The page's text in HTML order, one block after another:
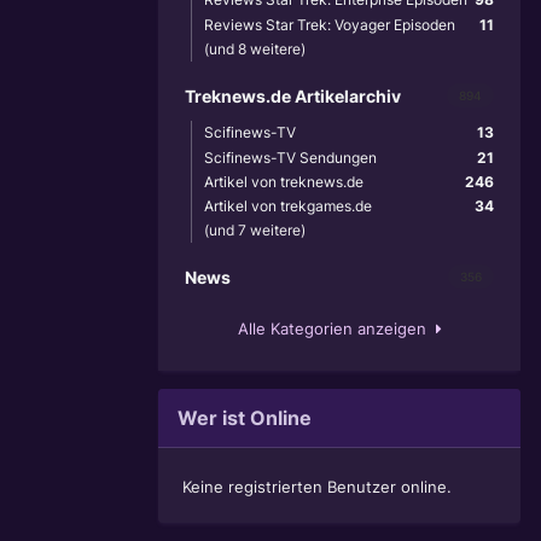
11
Reviews Star Trek: Voyager Episoden
(und 8 weitere)
Treknews.de Artikelarchiv
13
Scifinews-TV
21
Scifinews-TV Sendungen
246
Artikel von treknews.de
34
Artikel von trekgames.de
(und 7 weitere)
News
Alle Kategorien anzeigen
Wer ist Online
Keine registrierten Benutzer online.